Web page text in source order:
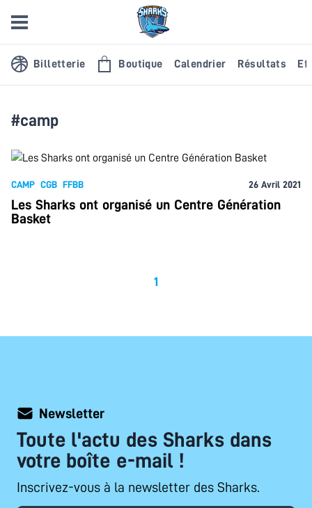
Billetterie Boutique Calendrier Résultats
#camp
CAMP CGB FFBB 26 Avril 2021
Les Sharks ont organisé un Centre Génération
Basket
1
Newsletter
Toute l'actu des Sharks dans
votre boîte e-mail !
Inscrivez-vous à la newsletter des Sharks.